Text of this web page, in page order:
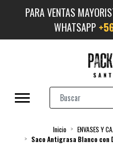
PARA VENTAS
WHATSAPP
Inicio ENVASES Y
Saco Antigrasa Blanco con